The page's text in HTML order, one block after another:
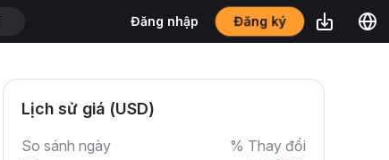
Đăng nhập Đăng ký
Lịch sử giá (USD)
So sánh ngày
% Thay đổi